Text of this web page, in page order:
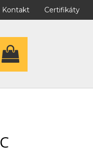
Kontakt Certifikáty